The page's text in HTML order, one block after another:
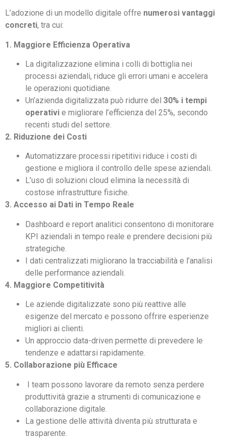
L’adozione di un modello digitale offre numerosi vantaggi
concreti, tra cui:
1. Maggiore Efficienza Operativa
La digitalizzazione elimina i colli di bottiglia nei
processi aziendali, riduce gli errori umani e accelera
le operazioni quotidiane.
Un’azienda digitalizzata può ridurre del 30% i tempi
operativi e migliorare l’efficienza del 25%, secondo
recenti studi del settore.
2. Riduzione dei Costi
Automatizzare processi ripetitivi riduce i costi di
gestione e migliora il controllo delle spese aziendali.
L’uso di soluzioni cloud elimina la necessità di
costose infrastrutture fisiche.
3. Accesso ai Dati in Tempo Reale
Dashboard e report analitici consentono di monitorare
KPI aziendali in tempo reale e prendere decisioni più
strategiche.
I dati centralizzati migliorano la tracciabilità e l’analisi
delle performance aziendali.
4. Maggiore Competitività
Le aziende digitalizzate sono più reattive alle
esigenze del mercato e possono offrire esperienze
migliori ai clienti.
Un approccio data-driven permette di prevedere le
tendenze e adattarsi rapidamente.
5. Collaborazione più Efficace
I team possono lavorare da remoto senza perdere
produttività grazie a strumenti di comunicazione e
collaborazione digitale.
La gestione delle attività diventa più strutturata e
trasparente.